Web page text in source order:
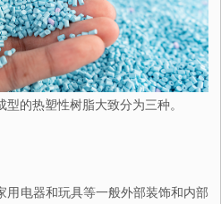
的热塑性树脂大致分为三种。
用电器和玩具等一般外部装饰和内部